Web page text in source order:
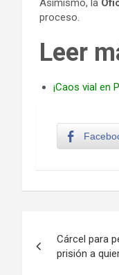
Asimismo, la
proceso.
Leer
¡Caos vial en
de
Cárcel para
prisión a